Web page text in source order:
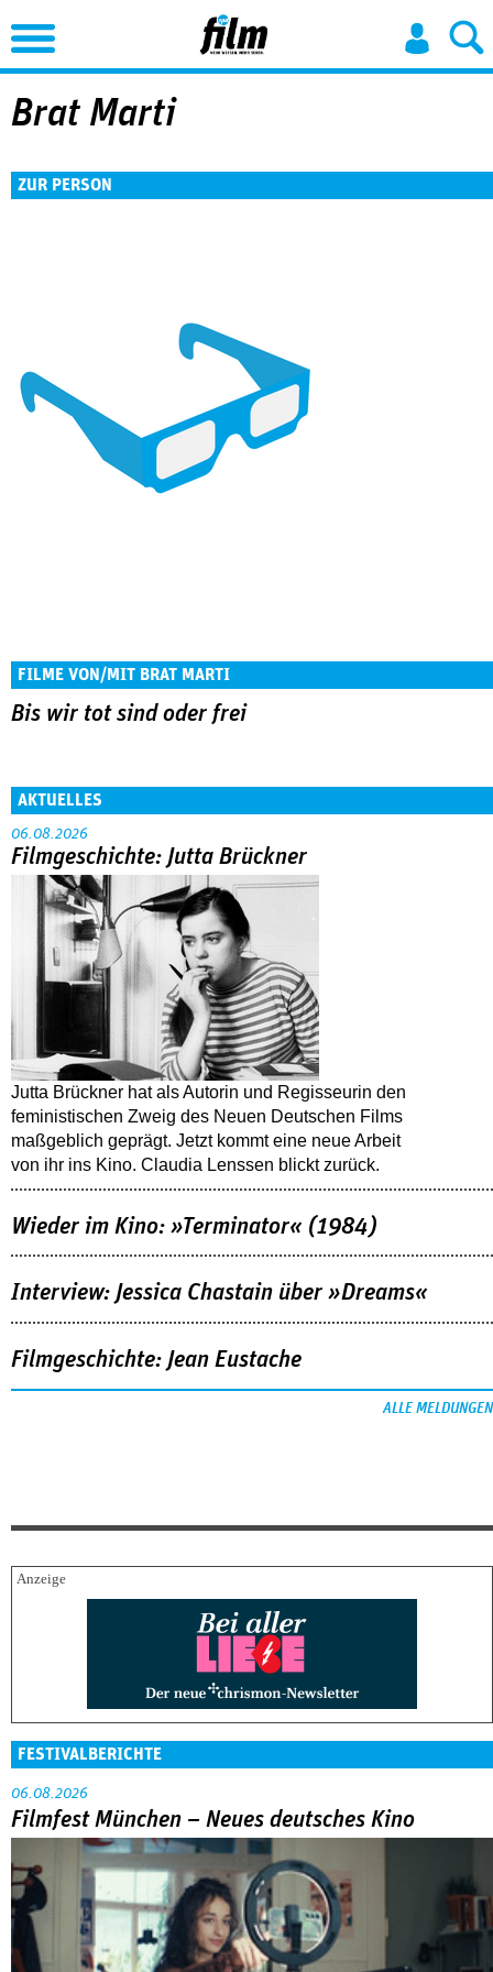
Jump to Navigation
Brat Marti
ZUR PERSON
FILME VON/MIT BRAT MARTI
Bis wir tot sind oder frei
AKTUELLES
06.08.2026
Filmgeschichte: Jutta Brückner
Jutta Brückner hat als Autorin und Regisseurin den
feministischen Zweig des Neuen Deutschen Films
maßgeblich geprägt. Jetzt kommt eine neue Arbeit
von ihr ins Kino. Claudia Lenssen blickt zurück.
Wieder im Kino: »Terminator« (1984)
Interview: Jessica Chastain über »Dreams«
Filmgeschichte: Jean Eustache
ALLE MELDUNGEN
FESTIVALBERICHTE
06.08.2026
Filmfest München – Neues deutsches Kino